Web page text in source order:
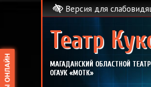
Версия для
Театр
МАГАДАНСКИЙ ОБЛАСТНОЙ
ОГАУК «МОТК»